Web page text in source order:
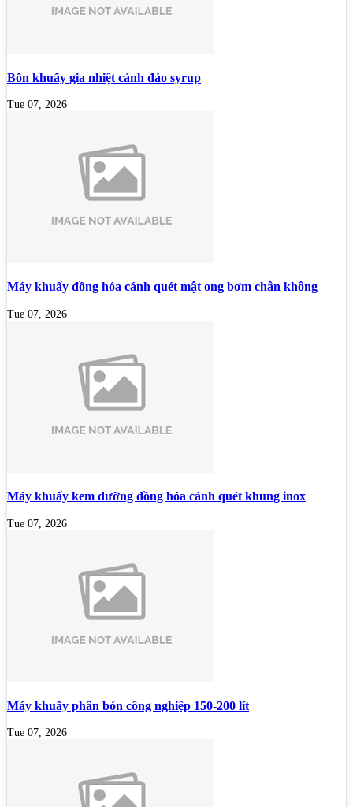
Bồn khuấy gia nhiệt cánh đảo syrup
Tue 07, 2026
Máy khuấy đồng hóa cánh quét mật ong bơm chân không
Tue 07, 2026
Máy khuấy kem dưỡng đồng hóa cánh quét khung inox
Tue 07, 2026
Máy khuấy phân bón công nghiệp 150-200 lít
Tue 07, 2026